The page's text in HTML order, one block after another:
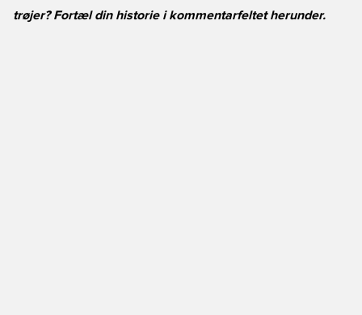
trøjer? Fortæl din historie i kommentarfeltet herunder.